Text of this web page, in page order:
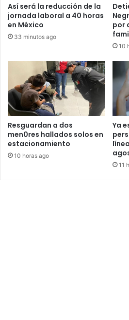
Así será la reducción de la
jornada laboral a 40 horas
en México
33 minutos ago
por
10
Resguardan a dos
men0res hallados solos en
estacionamiento
10 horas ago
Ya
11